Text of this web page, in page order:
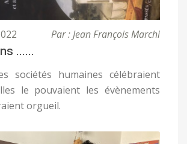
Par : Jean François Marchi
......
sociétés humaines célébraient
le pouvaient les évènements
orgueil.